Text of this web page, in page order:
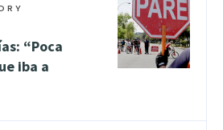
“Poca
iba a